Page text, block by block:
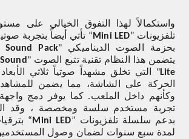
واستكمالاً لهذا التفوق الخيالي على
تلفزيونات
“ Mini LED”
تأتي أيضاً بتجربة
بحزمة الصوت الديناميكي "Sound Pack
يتضمن هذا النظام تقنية تتبع الصوت "
Lite" التي تخلق مشهداً صوتياً ثلاثي
الحركة على الشاشة، مما يضمن
وكأنهم داخل الملعب. كما يوفر دمج
تجربة مستخدم سلسة ومخصصة ، وقد
بدعم سلسلة تلفزيونات
“ Mini LED”
لمدة سبع سنوات لضمان وصول